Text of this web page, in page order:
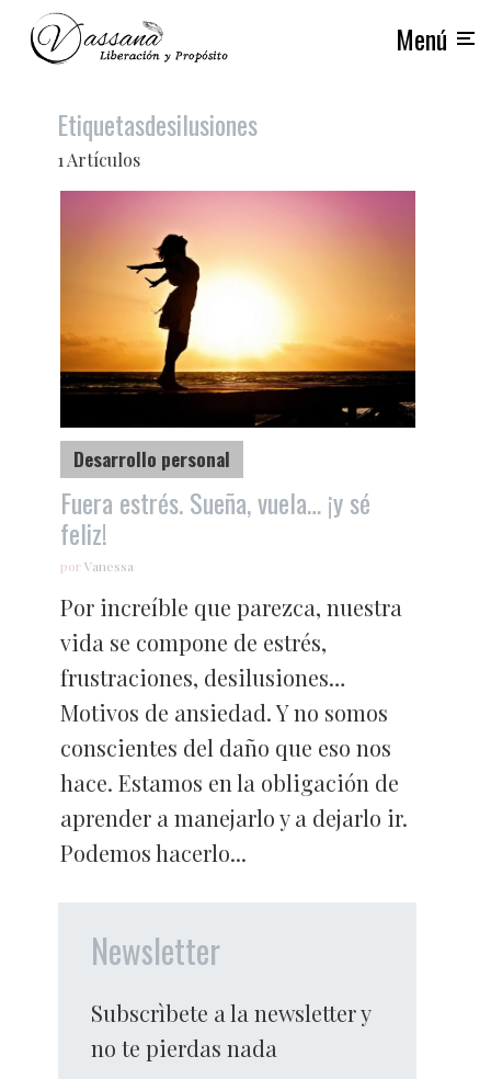
Menú
Etiquetasdesilusiones
1 Artículos
Desarrollo personal
Fuera estrés. Sueña, vuela… ¡y sé
feliz!
porVanessa
Por increíble que parezca, nuestra
vida se compone de estrés,
frustraciones, desilusiones…
Motivos de ansiedad. Y no somos
conscientes del daño que eso nos
hace. Estamos en la obligación de
aprender a manejarlo y a dejarlo ir.
Podemos hacerlo...
Newsletter
Subscrìbete a la newsletter y
no te pierdas nada